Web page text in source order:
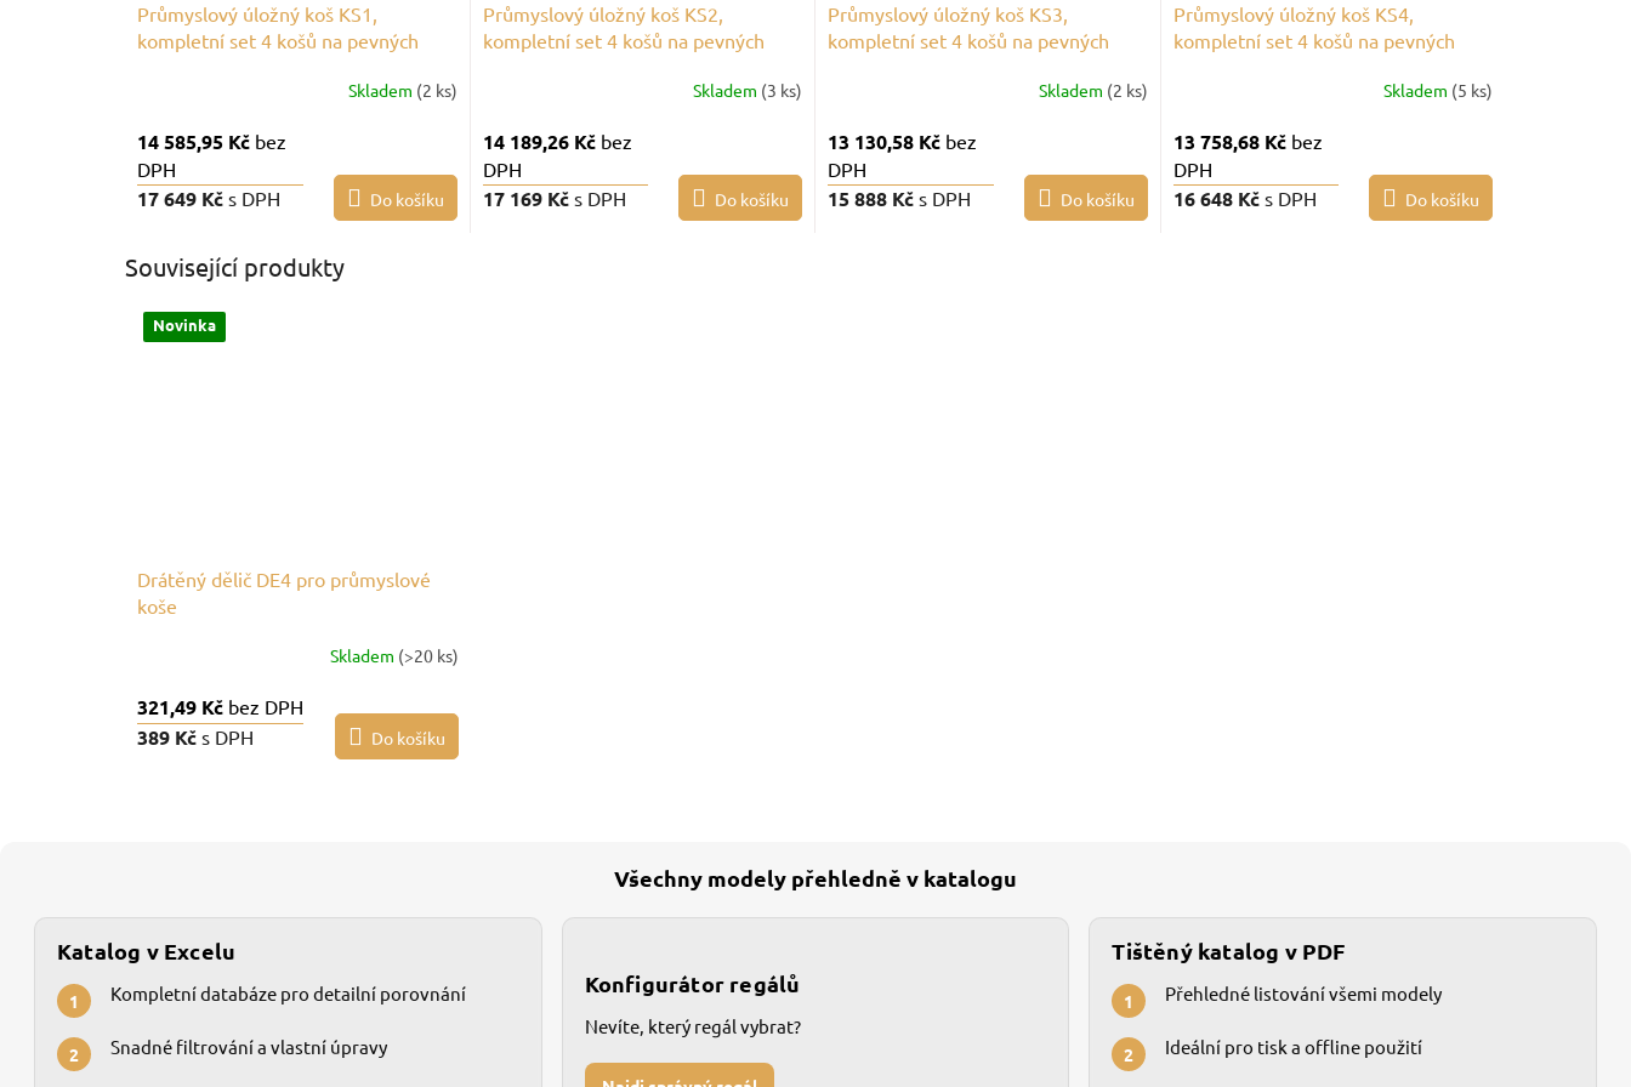
Průmyslový úložný koš KS1,
kompletní set 4 košů na pevných
Skladem (2 ks)
14 585,95 Kč bez
DPH
17 649 Kč s DPH Do košíku
Průmyslový úložný koš KS2,
kompletní set 4 košů na pevných
Skladem (3 ks)
14 189,26 Kč bez
DPH
17 169 Kč s DPH Do košíku
Průmyslový úložný koš KS3,
kompletní set 4 košů na pevných
Skladem (2 ks)
13 130,58 Kč bez
DPH
15 888 Kč s DPH Do košíku
Průmyslový úložný koš KS4,
kompletní set 4 košů na pevných
Skladem (5 ks)
13 758,68 Kč bez
DPH
16 648 Kč s DPH Do košíku
Související produkty
Novinka
Drátěný dělič DE4 pro průmyslové
koše
Skladem (>20 ks)
321,49 Kč bez DPH
389 Kč s DPH Do košíku
Všechny modely přehledně v katalogu
Katalog v Excelu
1 Kompletní databáze pro detailní porovnání
2 Snadné filtrování a vlastní úpravy
Konfigurátor regálů
Nevíte, který regál vybrat?
Tištěný katalog v PDF
1 Přehledné listování všemi modely
2 Ideální pro tisk a offline použití